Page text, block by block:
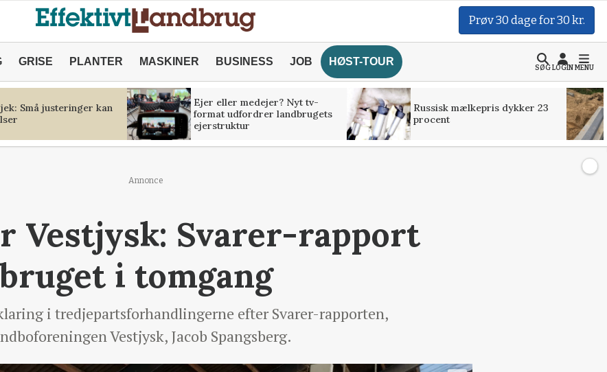
Prøv 30 dage for 30 kr.
GRISE PLANTER MASKINER BUSINESS JOB HØST-TOUR
SØGLOGINMENU
Små justeringer kan
Ejer eller medejer? Nyt tv-
format udfordrer landbrugets
ejerstruktur
Russisk mælkepris dykker 23
procent
Annonce
Vestjysk: Svarer-rapport
i tomgang
i tredjepartsforhandlingerne efter Svarer-rapporten,
Vestjysk, Jacob Spangsberg.